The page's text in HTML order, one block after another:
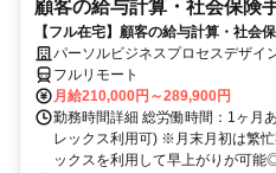
顧客の給与計算・社会保険
【フル在宅】顧客の給与計算・社会
パーソルビジネスプロセスデザイ
フルリモート
月給210,000円～289,900円
勤務時間詳細 総労働時間：1ヶ月
レックス利用可) ※月末月初は繁
ックスを利用して早上がりが可